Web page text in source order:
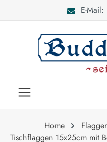
E-
Home
Tischflaggen 15x25cm mit